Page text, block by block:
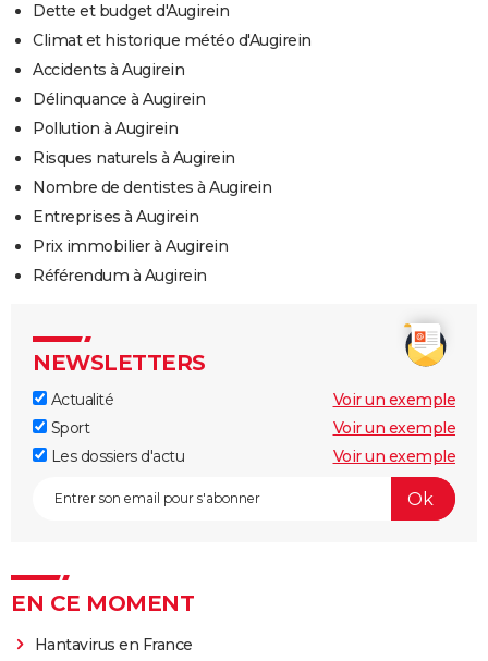
Dette et budget d'Augirein
Climat et historique météo d'Augirein
Accidents à Augirein
Délinquance à Augirein
Pollution à Augirein
Risques naturels à Augirein
Nombre de dentistes à Augirein
Entreprises à Augirein
Prix immobilier à Augirein
Référendum à Augirein
NEWSLETTERS
Actualité
Voir un exemple
Sport
Voir un exemple
Les dossiers d'actu
Voir un exemple
EN CE MOMENT
Hantavirus en France